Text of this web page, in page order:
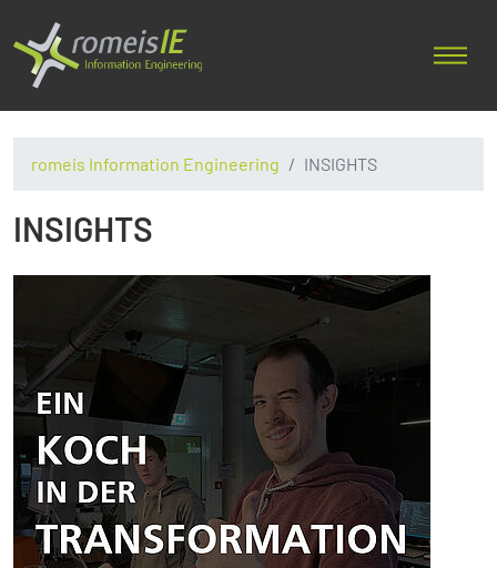
romeis Information Engineering INSIGHTS
INSIGHTS